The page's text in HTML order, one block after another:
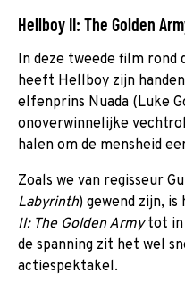
Hellboy II: The Golden
In deze tweede film rond
heeft Hellboy zijn
elfenprins Nuada (Luke
onoverwinnelijke
halen om de mensheid
Zoals we van regisseur
Labyrinth) gewend zijn,
II: The Golden Armytot in
de spanning zit het wel
actiespektakel.